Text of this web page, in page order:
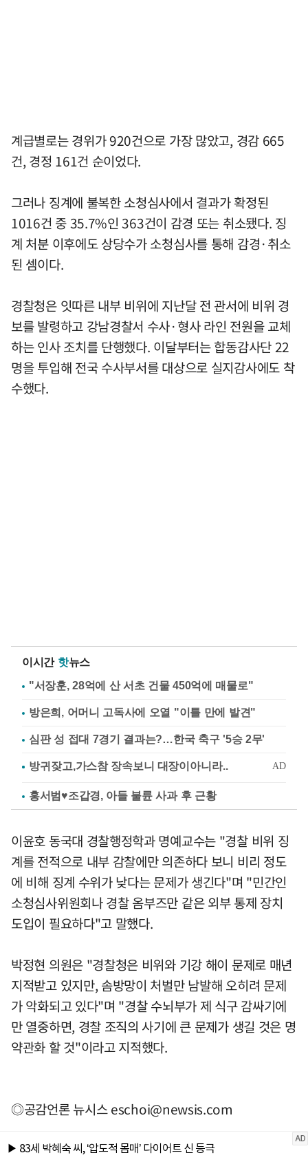
계급별로는 경위가 920건으로 가장 많았고, 경감 665
건, 경정 161건 순이었다.
그러나 징계에 불복한 소청심사에서 결과가 확정된
1016건 중 35.7%인 363건이 감경 또는 취소됐다. 징
계 처분 이후에도 상당수가 소청심사를 통해 감경·취소
된 셈이다.
경찰청은 잇따른 내부 비위에 지난달 전 관서에 비위 경
보를 발령하고 강남경찰서 수사·형사 라인 전원을 교체
하는 인사 조치를 단행했다. 이달부터는 합동감사단 22
명을 투입해 전국 수사부서를 대상으로 실지감사에도 착
수했다.
이시간 핫뉴스
"서장훈, 28억에 산 서초 건물 450억에 매물로"
방은희, 어머니 고독사에 오열 "이틀 만에 발견"
심판 성 접대 7경기 결과는?…한국 축구 '5승 2무'
홍서범♥조갑경, 아들 불륜 사과 후 근황
이윤호 동국대 경찰행정학과 명예교수는 "경찰 비위 징
계를 전적으로 내부 감찰에만 의존하다 보니 비리 정도
에 비해 징계 수위가 낮다는 문제가 생긴다"며 "민간인
소청심사위원회나 경찰 옴부즈만 같은 외부 통제 장치
도입이 필요하다"고 말했다.
박정현 의원은 "경찰청은 비위와 기강 해이 문제로 매년
지적받고 있지만, 솜방망이 처벌만 남발해 오히려 문제
가 악화되고 있다"며 "경찰 수뇌부가 제 식구 감싸기에
만 열중하면, 경찰 조직의 사기에 큰 문제가 생길 것은 명
약관화 할 것"이라고 지적했다.
◎공감언론 뉴시스eschoi@newsis.com